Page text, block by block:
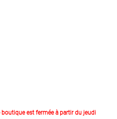
est fermée à partir du jeudi